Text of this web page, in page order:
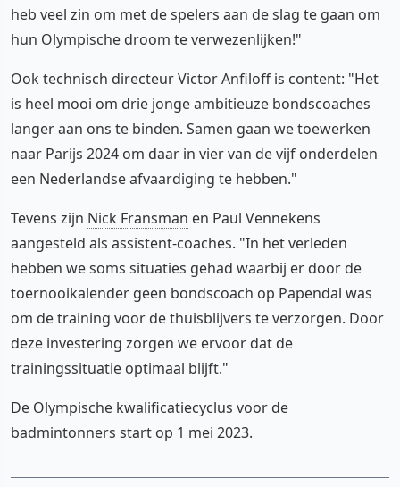
heb veel zin om met de spelers aan de slag te gaan om
hun Olympische droom te verwezenlijken!"
Ook technisch directeur Victor Anfiloff is content: "Het
is heel mooi om drie jonge ambitieuze bondscoaches
langer aan ons te binden. Samen gaan we toewerken
naar Parijs 2024 om daar in vier van de vijf onderdelen
een Nederlandse afvaardiging te hebben."
Tevens zijn Nick Fransman en Paul Vennekens
aangesteld als assistent-coaches. "In het verleden
hebben we soms situaties gehad waarbij er door de
toernooikalender geen bondscoach op Papendal was
om de training voor de thuisblijvers te verzorgen. Door
deze investering zorgen we ervoor dat de
trainingssituatie optimaal blijft."
De Olympische kwalificatiecyclus voor de
badmintonners start op 1 mei 2023.